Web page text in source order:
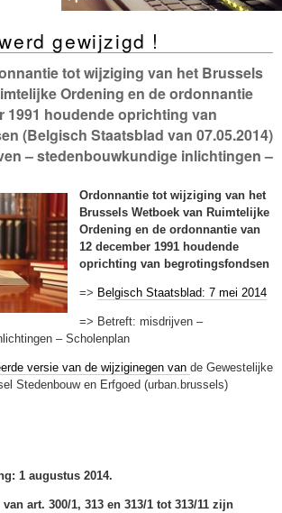
gewijzigd !
tot wijziging van het Brussels
Ordening en de ordonnantie
1991 houdende oprichting van
(Belgisch Staatsblad van 07.05.2014)
– stedenbouwkundige inlichtingen –
Ordonnantie tot wijziging van het
Brussels Wetboek van Ruimtelijke
Ordening en de ordonnantie van
12 december 1991 houdende
oprichting van begrotingsfondsen
=> Belgisch Staatsblad: 7 mei 2014
=> Betreft: misdrijven –
– Scholenplan
versie van de wijziginegen van de Gewestelijke
Stedenbouw en Erfgoed (urban.brussels)
1 augustus 2014.
art. 300/1, 313 en 313/1 tot 313/11 zijn